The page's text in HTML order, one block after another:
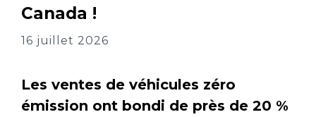
Canada !
16 juillet 2026
Les ventes de véhicules zéro
émission ont bondi de près de 20 %